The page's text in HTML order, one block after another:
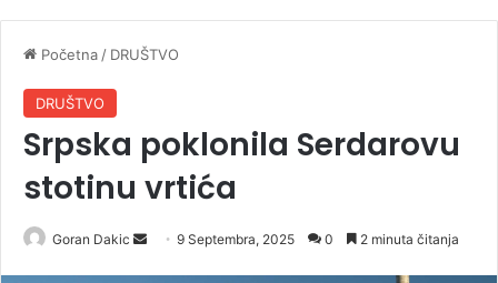
Početna / DRUŠTVO
DRUŠTVO
Srpska poklonila Serdarovu
stotinu vrtića
Goran Dakic 9 Septembra, 2025 0 2 minuta čitanja